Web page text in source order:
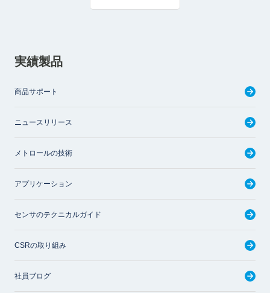
実績製品
商品サポート
ニュースリリース
メトロールの技術
アプリケーション
センサのテクニカルガイド
CSRの取り組み
社員ブログ